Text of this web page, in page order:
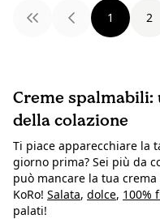
1 2
Creme spalmabili:
della colazione
Ti piace apparecchiare la
giorno prima? Sei più da
può mancare la tua
KoRo! Salata, dolce, 100%
palati!